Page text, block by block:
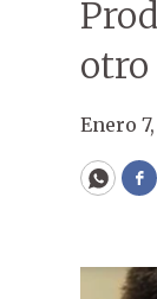
otro
Enero